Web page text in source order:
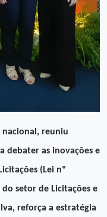
nacional, reuniu
debater as inovações e
(Lei nº
setor de Licitações e
reforça a estratégia